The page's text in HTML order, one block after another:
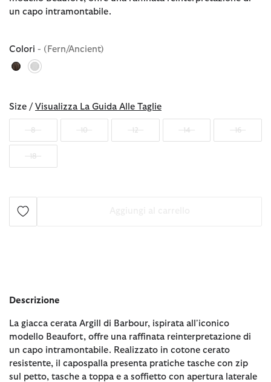
un capo intramontabile.
Colori - (Fern/Ancient)
Size / Visualizza La Guida Alle Taglie
8 10 12 14 16
18
Descrizione
La giacca cerata Argill di Barbour, ispirata all'iconico
modello Beaufort, offre una raffinata reinterpretazione di
un capo intramontabile. Realizzato in cotone cerato
resistente, il capospalla presenta pratiche tasche con zip
sul petto, tasche a toppa e a soffietto con apertura laterale